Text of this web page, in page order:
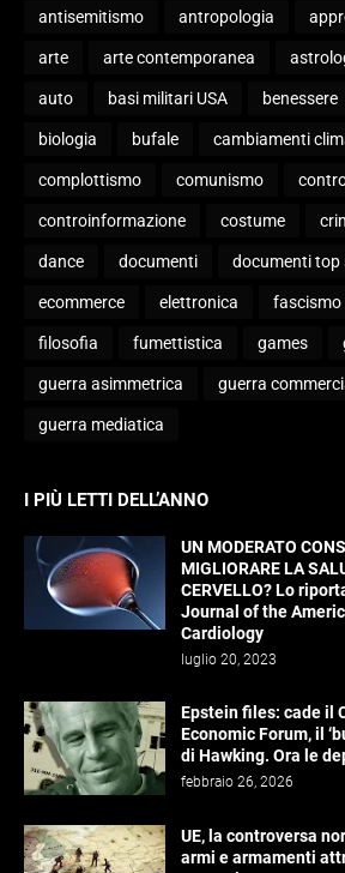
antisemitismo antropologia
arte arte contemporanea
auto basi militari USA benessere
biologia bufale cambiamenti
complottismo comunismo
controinformazione costume
dance documenti documenti top
ecommerce elettronica fascismo
filosofia fumettistica games
guerra asimmetrica guerra
guerra mediatica
I PIÙ LETTI DELL’ANNO
UN MODERATO
MIGLIORARE LA
CERVELLO? Lo
Journal of the
Cardiology
luglio 20, 2023
Epstein files: cade il
Economic Forum, il
di Hawking. Ora le
febbraio 26, 2026
UE, la controversa
armi e armamenti